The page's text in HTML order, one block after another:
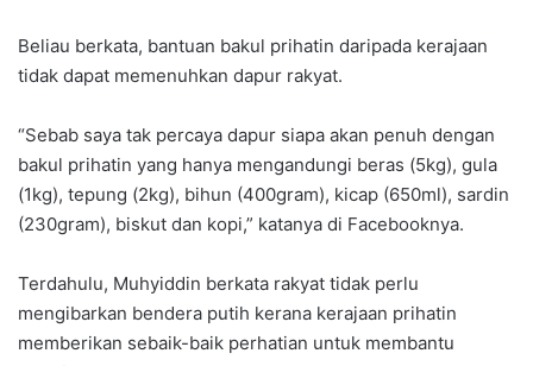
Beliau berkata, bantuan bakul prihatin daripada kerajaan
tidak dapat memenuhkan dapur rakyat.
“Sebab saya tak percaya dapur siapa akan penuh dengan
bakul prihatin yang hanya mengandungi beras (5kg), gula
(1kg), tepung (2kg), bihun (400gram), kicap (650ml), sardin
(230gram), biskut dan kopi,” katanya di Facebooknya.
Terdahulu, Muhyiddin berkata rakyat tidak perlu
mengibarkan bendera putih kerana kerajaan prihatin
memberikan sebaik-baik perhatian untuk membantu